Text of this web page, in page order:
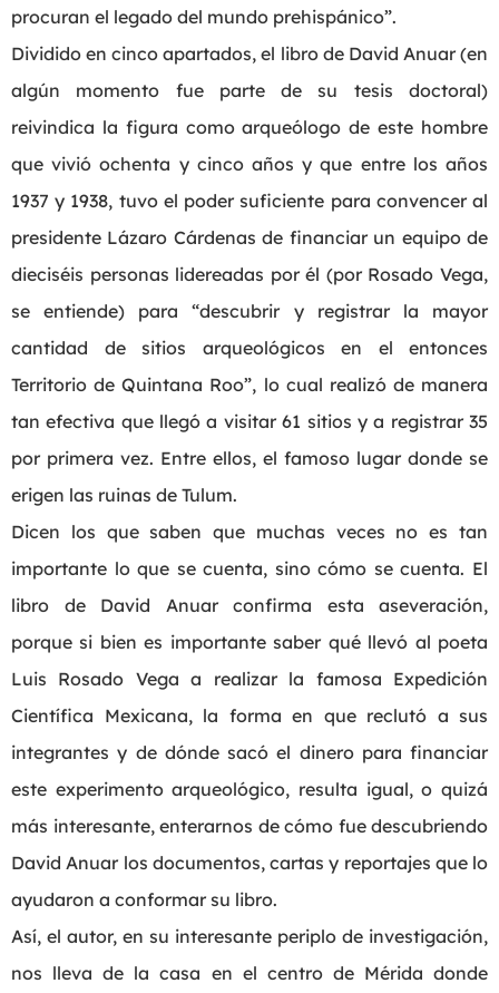
procuran el legado del mundo prehispánico”.
Dividido en cinco apartados, el libro de David Anuar (en
algún momento fue parte de su tesis doctoral)
reivindica la figura como arqueólogo de este hombre
que vivió ochenta y cinco años y que entre los años
1937 y 1938, tuvo el poder suficiente para convencer al
presidente Lázaro Cárdenas de financiar un equipo de
dieciséis personas lidereadas por él (por Rosado Vega,
se entiende) para “descubrir y registrar la mayor
cantidad de sitios arqueológicos en el entonces
Territorio de Quintana Roo”, lo cual realizó de manera
tan efectiva que llegó a visitar 61 sitios y a registrar 35
por primera vez. Entre ellos, el famoso lugar donde se
erigen las ruinas de Tulum.
Dicen los que saben que muchas veces no es tan
importante lo que se cuenta, sino cómo se cuenta. El
libro de David Anuar confirma esta aseveración,
porque si bien es importante saber qué llevó al poeta
Luis Rosado Vega a realizar la famosa Expedición
Científica Mexicana, la forma en que reclutó a sus
integrantes y de dónde sacó el dinero para financiar
este experimento arqueológico, resulta igual, o quizá
más interesante, enterarnos de cómo fue descubriendo
David Anuar los documentos, cartas y reportajes que lo
ayudaron a conformar su libro.
Así, el autor, en su interesante periplo de investigación,
nos lleva de la casa en el centro de Mérida donde